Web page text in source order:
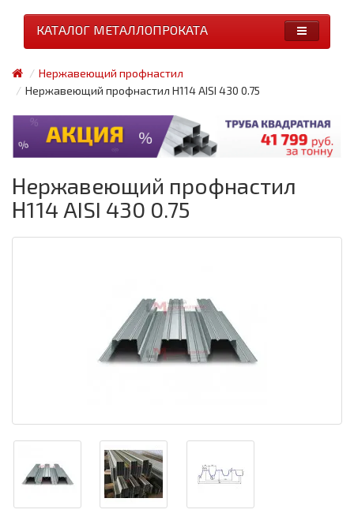
КАТАЛОГ МЕТАЛЛОПРОКАТА
Нержавеющий профнастил
Нержавеющий профнастил Н114 AISI 430 0.75
Нержавеющий профнастил
Н114 AISI 430 0.75